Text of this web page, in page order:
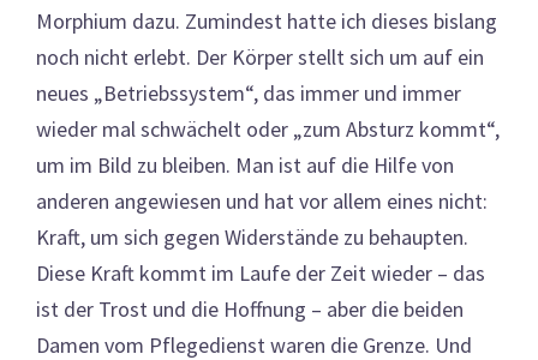
Morphium dazu. Zumindest hatte ich dieses bislang
noch nicht erlebt. Der Körper stellt sich um auf ein
neues „Betriebssystem“, das immer und immer
wieder mal schwächelt oder „zum Absturz kommt“,
um im Bild zu bleiben. Man ist auf die Hilfe von
anderen angewiesen und hat vor allem eines nicht:
Kraft, um sich gegen Widerstände zu behaupten.
Diese Kraft kommt im Laufe der Zeit wieder – das
ist der Trost und die Hoffnung – aber die beiden
Damen vom Pflegedienst waren die Grenze. Und